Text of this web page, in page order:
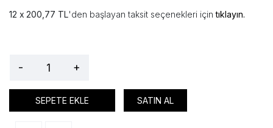
200,77 TL'den başlayan taksit seçenekleri içintıklayın.
- +
SEPETE EKLE SATIN AL